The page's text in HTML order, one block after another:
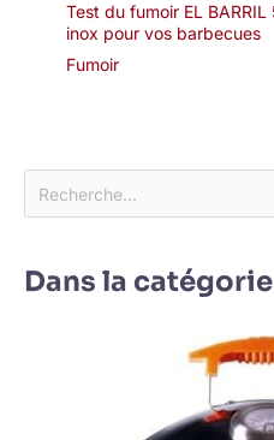
Test du fumoir EL
inox pour vos barbecues
Fumoir
Dans la